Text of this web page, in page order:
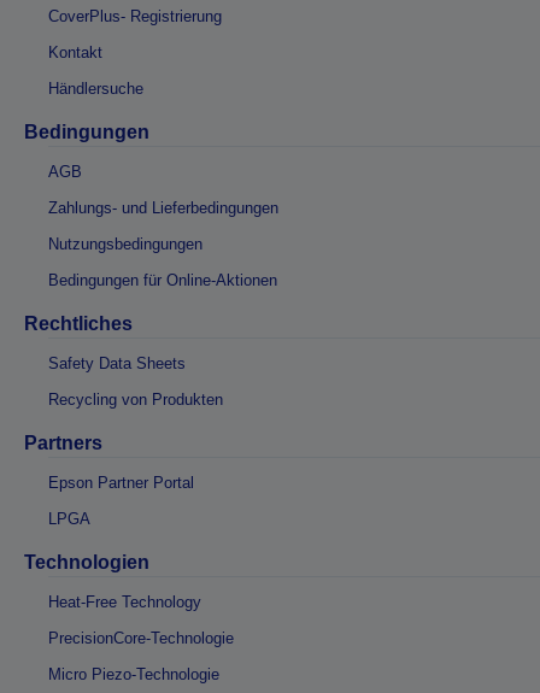
CoverPlus- Registrierung
Kontakt
Händlersuche
Bedingungen
AGB
Zahlungs- und Lieferbedingungen
Nutzungsbedingungen
Bedingungen für Online-Aktionen
Rechtliches
Safety Data Sheets
Recycling von Produkten
Partners
Epson Partner Portal
LPGA
Technologien
Heat-Free Technology
PrecisionCore-Technologie
Micro Piezo-Technologie